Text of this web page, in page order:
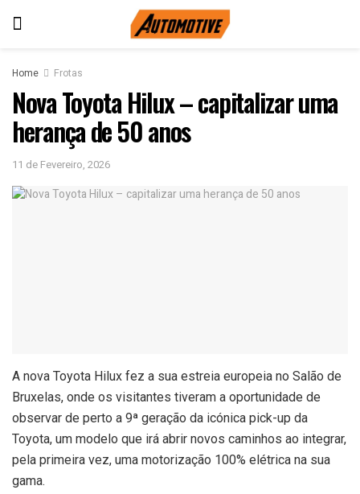
Home Frotas
Nova Toyota Hilux – capitalizar uma
herança de 50 anos
11 de Fevereiro, 2026
A nova Toyota Hilux fez a sua estreia europeia no Salão de
Bruxelas, onde os visitantes tiveram a oportunidade de
observar de perto a 9ª geração da icónica pick-up da
Toyota, um modelo que irá abrir novos caminhos ao integrar,
pela primeira vez, uma motorização 100% elétrica na sua
gama.